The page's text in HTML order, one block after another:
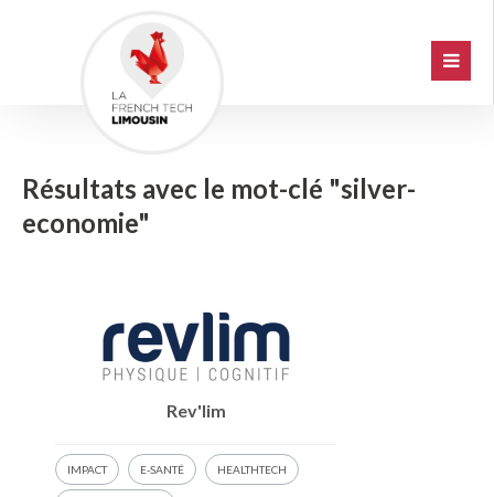
Résultats avec le mot-clé "silver-
economie"
Rev'lim
IMPACT E-SANTÉ HEALTHTECH